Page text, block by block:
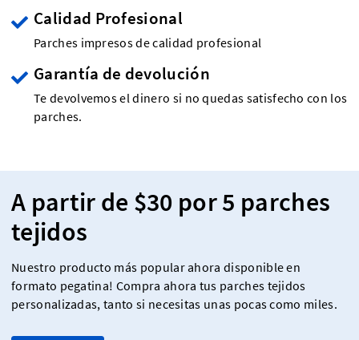
Calidad Profesional
Parches impresos de calidad profesional
Garantía de devolución
Te devolvemos el dinero si no quedas satisfecho con los
parches.
A partir de $30 por 5 parches
tejidos
Nuestro producto más popular ahora disponible en
formato pegatina! Compra ahora tus parches tejidos
personalizadas, tanto si necesitas unas pocas como miles.